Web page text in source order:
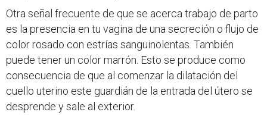
Otra señal frecuente de que se acerca trabajo de parto
es la presencia en tu vagina de una secreción o flujo de
color rosado con estrías sanguinolentas. También
puede tener un color marrón. Esto se produce como
consecuencia de que al comenzar la dilatación del
cuello uterino este guardián de la entrada del útero se
desprende y sale al exterior.